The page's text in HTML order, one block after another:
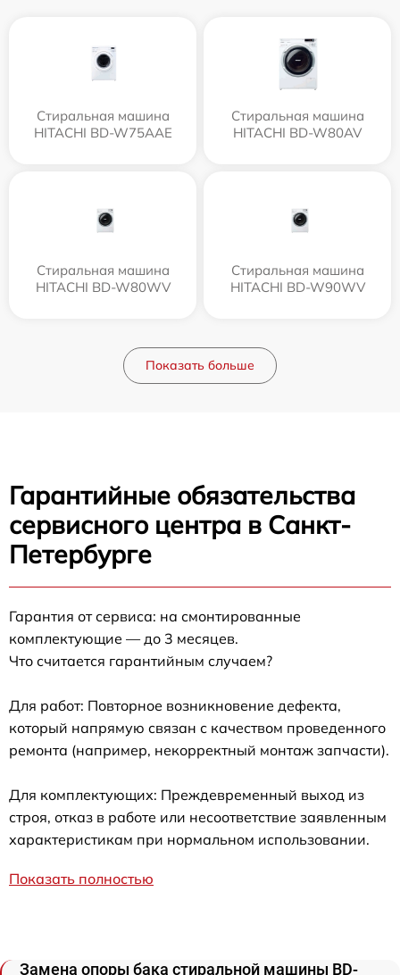
Стиральная машина
HITACHI BD-W75AAE
Стиральная машина
HITACHI BD-W80AV
Стиральная машина
HITACHI BD-W80WV
Стиральная машина
HITACHI BD-W90WV
Показать больше
Гарантийные обязательства
сервисного центра в Санкт-
Петербурге
Гарантия от сервиса: на смонтированные
комплектующие — до 3 месяцев.
Что считается гарантийным случаем?
Для работ: Повторное возникновение дефекта,
который напрямую связан с качеством проведенного
ремонта (например, некорректный монтаж запчасти).
Для комплектующих: Преждевременный выход из
строя, отказ в работе или несоответствие заявленным
характеристикам при нормальном использовании.
Показать полностью
Замена опоры бака стиральной машины BD-